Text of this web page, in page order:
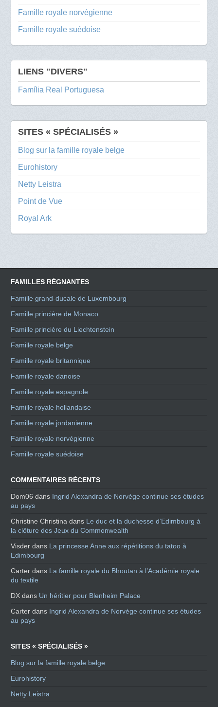
Famille royale norvégienne
Famille royale suédoise
LIENS "DIVERS"
Família Real Portuguesa
SITES « SPÉCIALISÉS »
Blog sur la famille royale belge
Eurohistory
Netty Leistra
Point de Vue
Royal Ark
FAMILLES RÉGNANTES
Famille grand-ducale de Luxembourg
Famille princière de Monaco
Famille princière du Liechtenstein
Famille royale belge
Famille royale britannique
Famille royale danoise
Famille royale espagnole
Famille royale hollandaise
Famille royale jordanienne
Famille royale norvégienne
Famille royale suédoise
COMMENTAIRES RÉCENTS
Dom06 dans Ingrid Alexandra de Norvège continue ses études
au pays
Christine Christina dans Le duc et la duchesse d’Edimbourg à
la clôture des Jeux du Commonwealth
Visder dans La princesse Anne aux répétitions du tatoo à
Edimbourg
Carter dans La famille royale du Bhoutan à l’Académie royale
du textile
DX dans Un héritier pour Blenheim Palace
Carter dans Ingrid Alexandra de Norvège continue ses études
au pays
SITES « SPÉCIALISÉS »
Blog sur la famille royale belge
Eurohistory
Netty Leistra